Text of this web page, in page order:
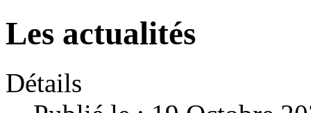
Les actualités
Détails